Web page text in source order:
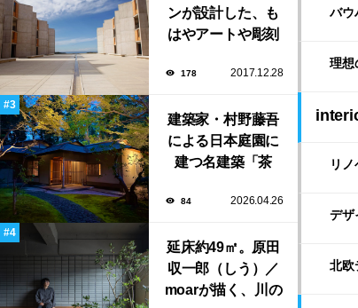
ンが設計した、も
はやアートや彫刻
研究所」。
178 2017.12.28
建築家・村野藤吾
による日本庭園に
建つ名建築「茶
家「BAR茶寮」期
84 2026.04.26
延床約49㎡。原田
収一郎（しう）／
moarが描く、川の
バウ
理想
リ
デザ
北欧